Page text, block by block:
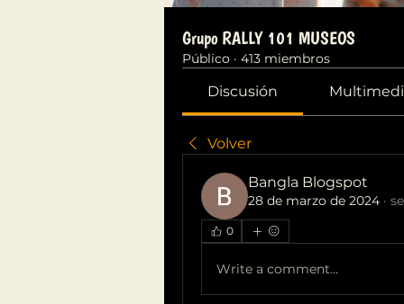
Grupo RALLY 101 MUSEOS
Público · 413 miembros
Discusión
Volver
Bangla Blogspot
28 de marzo de 2024 ·
0
Write a comment...